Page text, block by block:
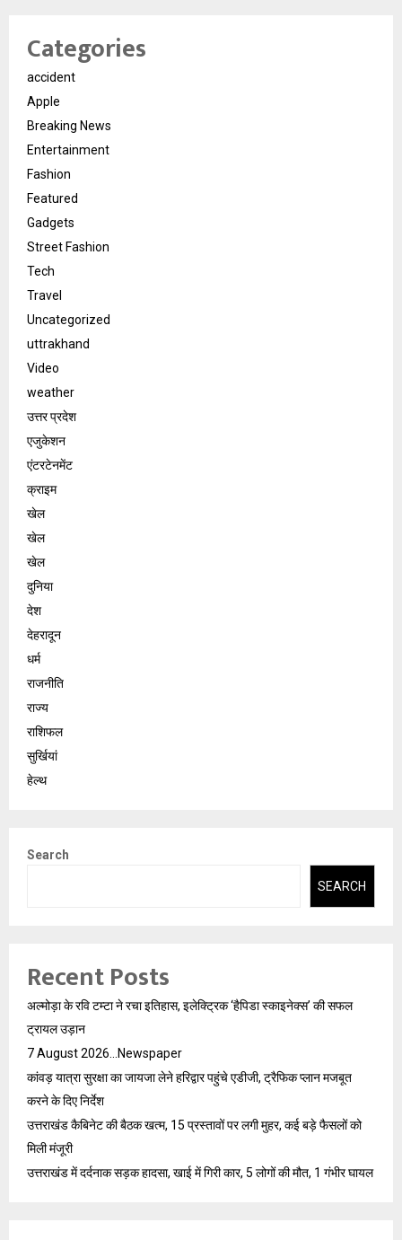
Categories
accident
Apple
Breaking News
Entertainment
Fashion
Featured
Gadgets
Street Fashion
Tech
Travel
Uncategorized
uttrakhand
Video
weather
उत्तर प्रदेश
एजुकेशन
एंटरटेनमेंट
क्राइम
खेल
खेल
खेल
दुनिया
देश
देहरादून
धर्म
राजनीति
राज्य
राशिफल
सुर्खियां
हेल्थ
Search
SEARCH
Recent Posts
अल्मोड़ा के रवि टम्टा ने रचा इतिहास, इलेक्ट्रिक ‘हैपिडा स्काइनेक्स’ की सफल
ट्रायल उड़ान
7 August 2026…Newspaper
कांवड़ यात्रा सुरक्षा का जायजा लेने हरिद्वार पहुंचे एडीजी, ट्रैफिक प्लान मजबूत
करने के दिए निर्देश
उत्तराखंड कैबिनेट की बैठक खत्म, 15 प्रस्तावों पर लगी मुहर, कई बड़े फैसलों को
मिली मंजूरी
उत्तराखंड में दर्दनाक सड़क हादसा, खाई में गिरी कार, 5 लोगों की मौत, 1 गंभीर घायल